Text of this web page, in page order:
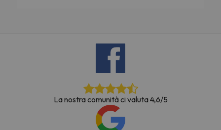
La nostra comunità ci valuta 4,6/5